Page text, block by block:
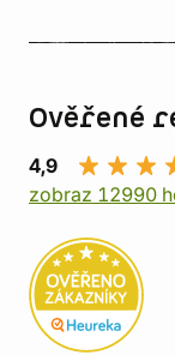
Ověřené
4,9
zobraz 12990